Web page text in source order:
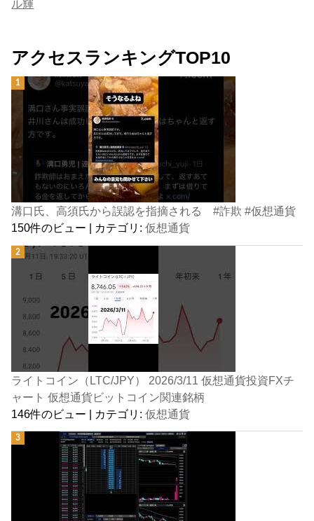
ル輝
アクセスランキングTOP10
溝口氏、高須氏から誤認を指摘される #詐欺 #仮想通貨
150件のビュー
カテゴリ:仮想通貨
ライトコイン（LTC/JPY） 2026/3/11 仮想通貨投資FXチ
ャート 仮想通貨ビットコイン関連銘柄
146件のビュー | カテゴリ:仮想通貨